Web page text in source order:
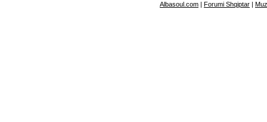
Albasoul.com | Forumi Shqiptar |